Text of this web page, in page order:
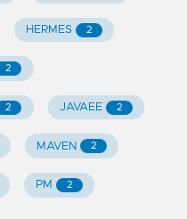
HERMES 2
2
2 JAVAEE 2
MAVEN 2
PM 2